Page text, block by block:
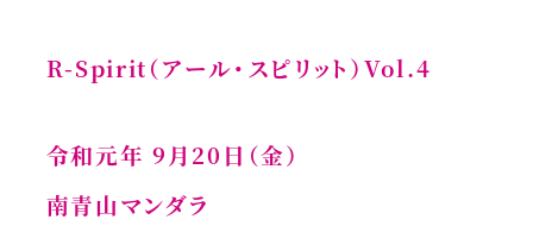
R-Spirit（アール・スピリット）Vol.4
令和元年 9月20日（金）
南青山マンダラ